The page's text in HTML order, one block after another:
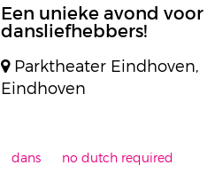
Een unieke avond voor
dansliefhebbers!
Parktheater Eindhoven,
Eindhoven
dans no dutch required